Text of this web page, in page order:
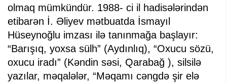
olmaq mümkündür. 1988- ci il hadisələrindən
etibarən İ. Əliyev mətbuatda İsmayıl
Hüseynoğlu imzası ilə tanınmağa başlayır:
“Barışıq, yoxsa sülh” (Aydınlıq), “Oxucu sözü,
oxucu iradı” (Kəndin səsi, Qarabağ ), silsilə
yazılar, məqalələr, “Məqamı cəngdə şir elə